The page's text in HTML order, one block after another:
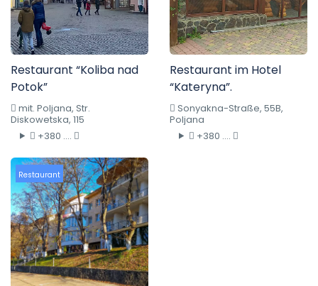
Restaurant “Koliba nad
Potok”
mit. Poljana, Str.
Diskowetska, 115
+380 ....
Restaurant im Hotel
“Kateryna”.
Sonyakna-Straße, 55B,
Poljana
+380 ....
Restaurant